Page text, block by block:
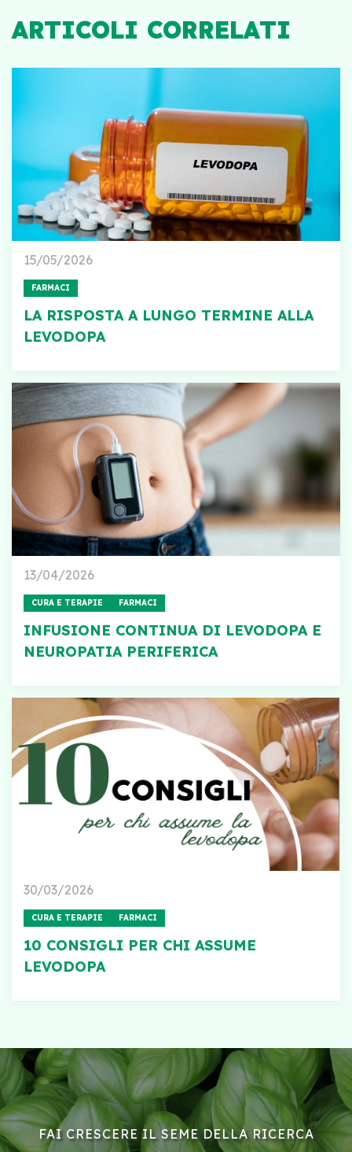
ARTICOLI CORRELATI
15/05/2026
FARMACI
LA RISPOSTA A LUNGO TERMINE ALLA
LEVODOPA
13/04/2026
CURA E TERAPIE FARMACI
INFUSIONE CONTINUA DI LEVODOPA E
NEUROPATIA PERIFERICA
30/03/2026
CURA E TERAPIE FARMACI
10 CONSIGLI PER CHI ASSUME
LEVODOPA
FAI CRESCERE IL SEME DELLA RICERCA